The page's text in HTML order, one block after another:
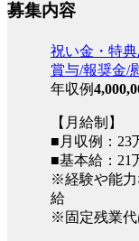
募集内容
祝い金・特典
賞与/報奨金/
年収例
【月給制】
■月収例：23
■基本給：21
※経験や能力
給
※固定残業代